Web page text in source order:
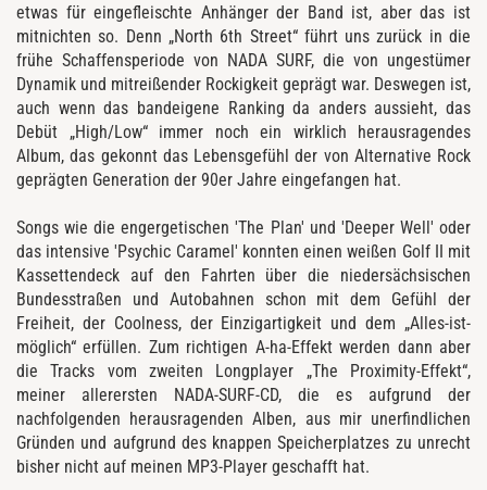
etwas für eingefleischte Anhänger der Band ist, aber das ist
mitnichten so. Denn „North 6th Street“ führt uns zurück in die
frühe Schaffensperiode von NADA SURF, die von ungestümer
Dynamik und mitreißender Rockigkeit geprägt war. Deswegen ist,
auch wenn das bandeigene Ranking da anders aussieht, das
Debüt „High/Low“ immer noch ein wirklich herausragendes
Album, das gekonnt das Lebensgefühl der von Alternative Rock
geprägten Generation der 90er Jahre eingefangen hat.
Songs wie die engergetischen 'The Plan' und 'Deeper Well' oder
das intensive 'Psychic Caramel' konnten einen weißen Golf II mit
Kassettendeck auf den Fahrten über die niedersächsischen
Bundesstraßen und Autobahnen schon mit dem Gefühl der
Freiheit, der Coolness, der Einzigartigkeit und dem „Alles-ist-
möglich“ erfüllen. Zum richtigen A-ha-Effekt werden dann aber
die Tracks vom zweiten Longplayer „The Proximity-Effekt“,
meiner allerersten NADA-SURF-CD, die es aufgrund der
nachfolgenden herausragenden Alben, aus mir unerfindlichen
Gründen und aufgrund des knappen Speicherplatzes zu unrecht
bisher nicht auf meinen MP3-Player geschafft hat.